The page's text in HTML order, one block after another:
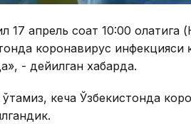
17 апрель соат 10:00
коронавирус
- дейилган хабарда.
кеча Ўзбекистонда